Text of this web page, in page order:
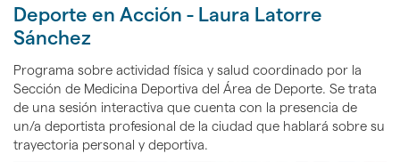
Deporte en Acción - Laura Latorre
Sánchez
Programa sobre actividad física y salud coordinado por la
Sección de Medicina Deportiva del Área de Deporte. Se trata
de una sesión interactiva que cuenta con la presencia de
un/a deportista profesional de la ciudad que hablará sobre su
trayectoria personal y deportiva.